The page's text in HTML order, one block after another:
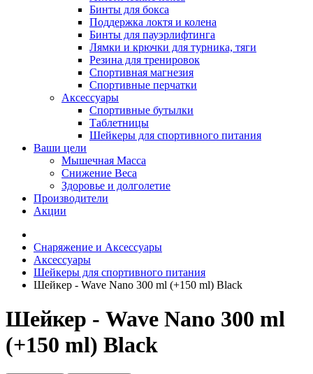
Бинты для бокса
Поддержка локтя и колена
Бинты для пауэрлифтинга
Лямки и крючки для турника, тяги
Резина для тренировок
Спортивная магнезия
Спортивные перчатки
Аксессуары
Спортивные бутылки
Таблетницы
Шейкеры для спортивного питания
Ваши цели
Мышечная Масса
Снижение Веса
Здоровье и долголетие
Производители
Акции
Снаряжение и Аксессуары
Аксессуары
Шейкеры для спортивного питания
Шейкер - Wave Nano 300 ml (+150 ml) Black
Шейкер - Wave Nano 300 ml
(+150 ml) Black